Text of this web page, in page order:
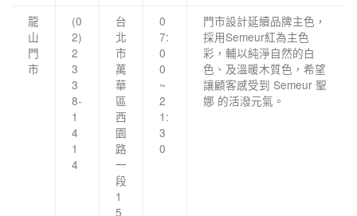
龍
山
門
市
(0
2)
2
3
3
8-
1
4
1
4
台
北
市
萬
華
區
西
園
路
一
段
1
5
0
7:
0
0
~
2
1:
3
0
門市設計延續品牌主色，
採用Semeur紅為主色
彩，輔以純淨自然的白
色、及溫暖木質色，希望
讓顧客感受到 Semeur 聖
娜 的活潑元氣。